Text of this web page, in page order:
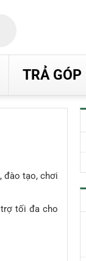
TRẢ GÓP
đào tạo, chơi
tối đa cho